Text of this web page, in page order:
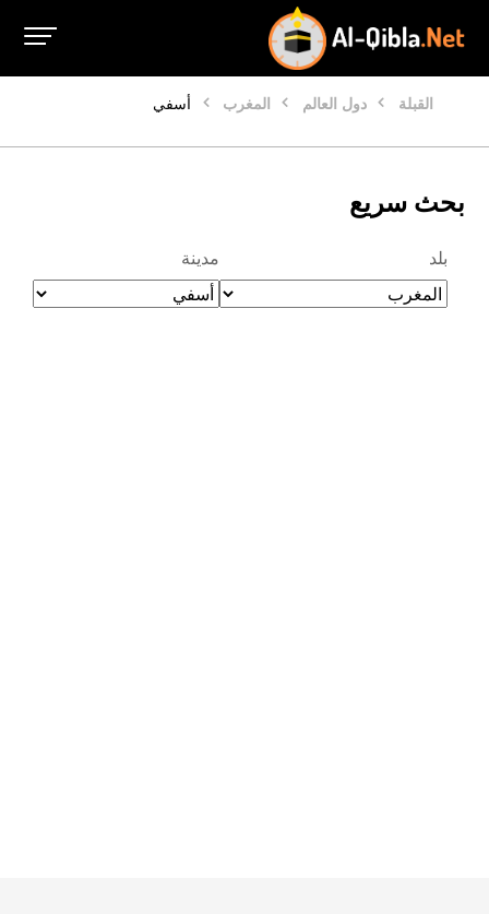
القبلة دول العالم المغرب أسفي
بحث سريع
بلد مدينة